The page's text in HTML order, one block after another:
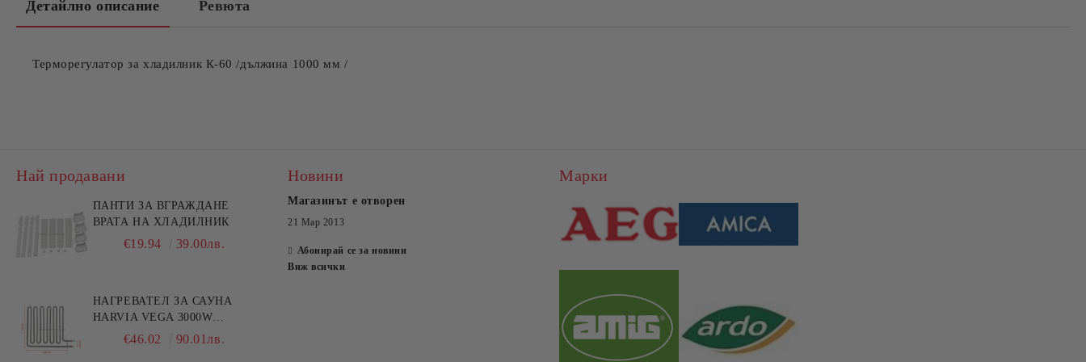
Детайлно описание Ревюта
Терморегулатор за хладилник К-60 /дължина 1000 мм /
Най продавани
ПАНТИ ЗА ВГРАЖДАНЕ
ВРАТА НА ХЛАДИЛНИК
€19.94 39.00лв.
НАГРЕВАТЕЛ ЗА САУНА
HARVIA VEGA 3000W
HTS006HR
€46.02 90.01лв.
Новини
Магазинът е отворен
21 Мар 2013
Абонирай се за новини
Виж всички
Марки